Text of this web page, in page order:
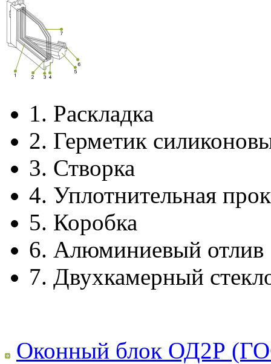
1. Раскладка
2. Герметик
3. Створка
4. Уплотнительная
5. Коробка
6. Алюминиевый отлив
7. Двухкамерный
Оконный блок ОД2Р